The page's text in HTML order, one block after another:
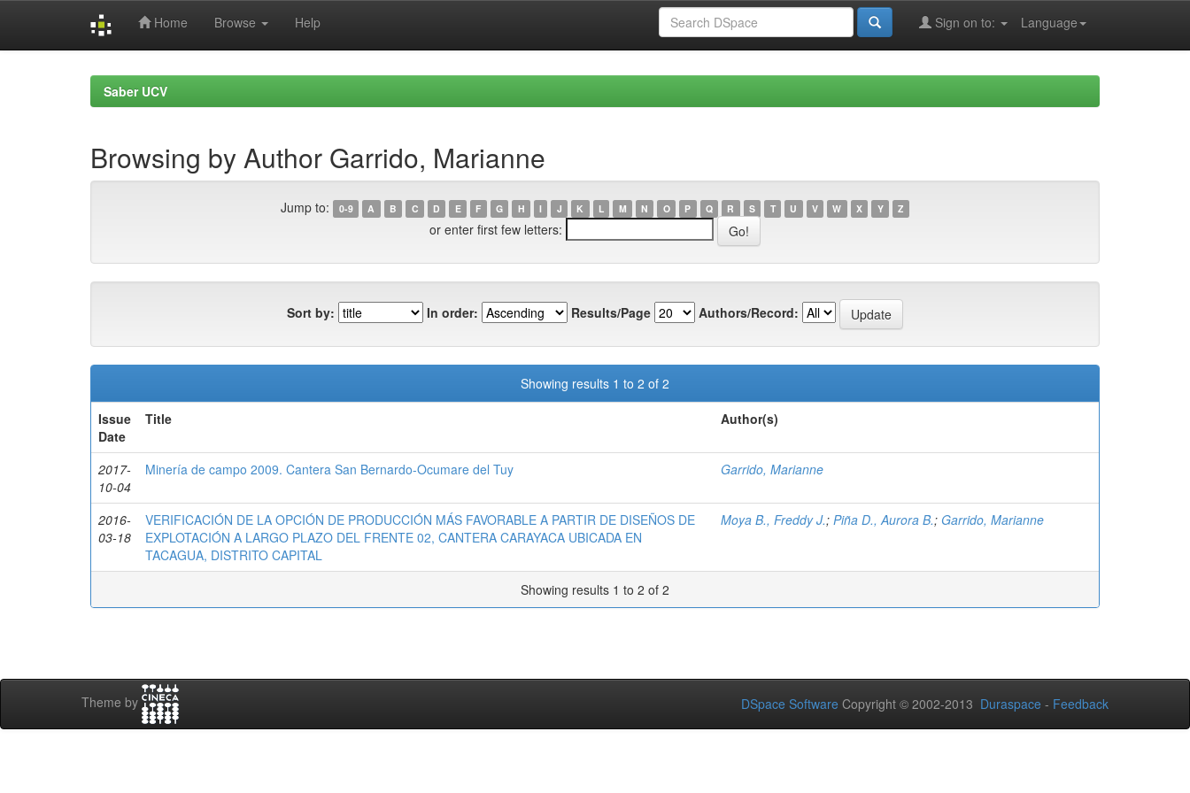
Home Browse Help Language
Sign on to:
Saber UCV
Browsing by Author Garrido, Marianne
Jump to: 0-9 A B C D E F G H I J K L M N O P Q R S T U V W X Y Z
or enter first few letters:
Sort by: In order: Results/Page Authors/Record:
Showing results 1 to 2 of 2
Issue
Date
Title Author(s)
2017-
10-04
Minería de campo 2009. Cantera San Bernardo-Ocumare del Tuy Garrido, Marianne
2016-
03-18
VERIFICACIÓN DE LA OPCIÓN DE PRODUCCIÓN MÁS FAVORABLE A PARTIR DE DISEÑOS DE
EXPLOTACIÓN A LARGO PLAZO DEL FRENTE 02, CANTERA CARAYACA UBICADA EN
TACAGUA, DISTRITO CAPITAL
Moya B., Freddy J.; Piña D., Aurora B.; Garrido, Marianne
Showing results 1 to 2 of 2
Theme by DSpace Software Copyright © 2002-2013 Duraspace - Feedback